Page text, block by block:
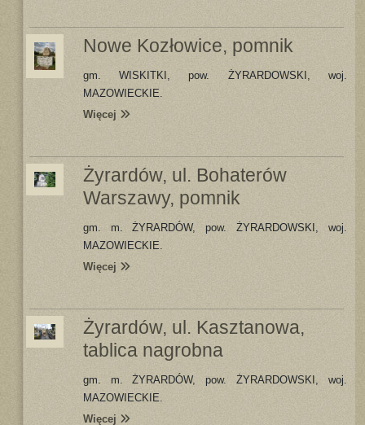
Nowe Kozłowice, pomnik
gm. WISKITKI, pow. ŻYRARDOWSKI, woj.
MAZOWIECKIE.
Więcej
Żyrardów, ul. Bohaterów
Warszawy, pomnik
gm. m. ŻYRARDÓW, pow. ŻYRARDOWSKI, woj.
MAZOWIECKIE.
Więcej
Żyrardów, ul. Kasztanowa,
tablica nagrobna
gm. m. ŻYRARDÓW, pow. ŻYRARDOWSKI, woj.
MAZOWIECKIE.
Więcej